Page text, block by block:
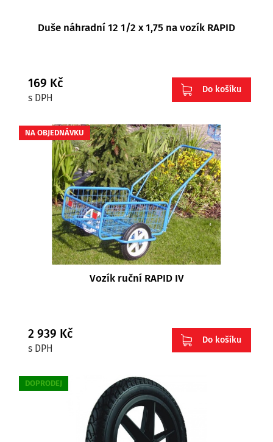
Duše náhradní 12 1/2 x 1,75 na vozík RAPID
169 Kč
s DPH
Do košíku
NA OBJEDNÁVKU
Vozík ruční RAPID IV
2 939 Kč
s DPH
Do košíku
DOPRODEJ